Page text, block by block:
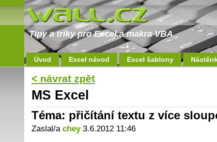
Tipy a triky pro Excel a makra VBA
Úvod Excel návod Excel šablony
< návrat zpět
MS Excel
Téma: přičítání textu z více
Zaslal/a chey3.6.2012 11:46